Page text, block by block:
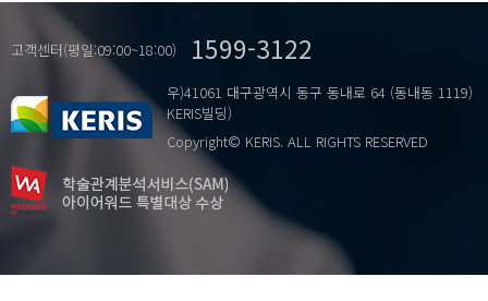
Ferroelectric
IDE
Lead-free
Odori(踊)
PZT
S..
Varistor
고객센터(평일:09:00~18:00) 1599-3122
우)41061 대구광역시 동구 동내로 64 (동내동 1119)
KERIS빌딩)
Copyright© KERIS. ALL RIGHTS RESERVED